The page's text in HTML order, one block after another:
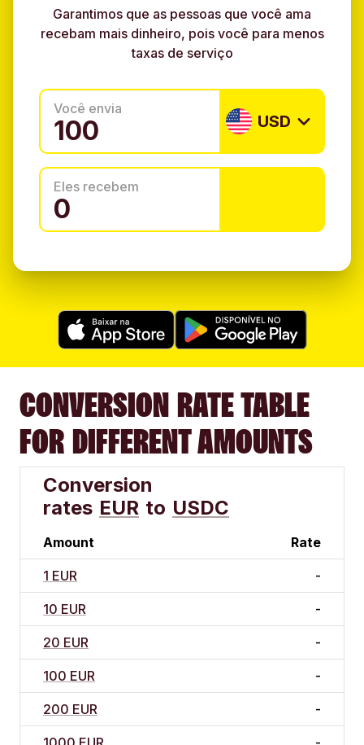
Garantimos que as pessoas que você ama
recebam mais dinheiro, pois você para menos
taxas de serviço
Você envia
USD
Eles recebem
CONVERSION RATE TABLE
FOR DIFFERENT AMOUNTS
Conversion
rates EUR to USDC
Amount Rate
1 EUR -
10 EUR -
20 EUR -
100 EUR -
200 EUR -